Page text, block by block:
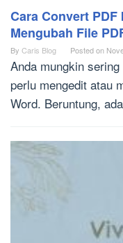
Cara Convert
Mengubah File
By Caris Blog Posted on
Anda mungkin
perlu mengedit atau
Word. Beruntung,